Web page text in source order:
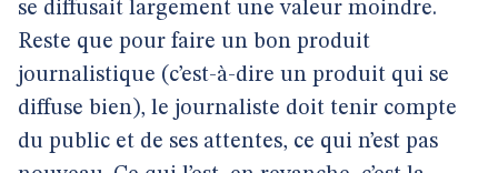
se diffusait largement une valeur moindre.
Reste que pour faire un bon produit
journalistique (c’est-à-dire un produit qui se
diffuse bien), le journaliste doit tenir compte
du public et de ses attentes, ce qui n’est pas